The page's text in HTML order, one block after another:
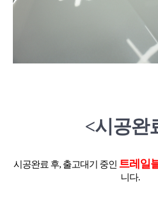
<시공완
시공완료 후, 출고대기 중인 트레일
니다.